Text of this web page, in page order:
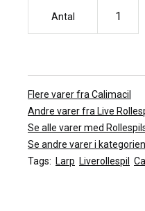
Antal
Flere varer fra Calimacil
Andre varer fra Live
Se alle varer med
Se andre varer i
Tags: Larp Liverollespil